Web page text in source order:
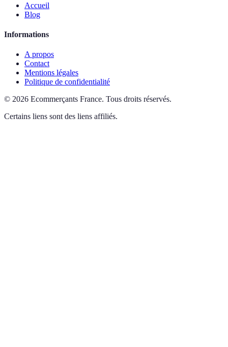
Accueil
Blog
Informations
A propos
Contact
Mentions légales
Politique de confidentialité
© 2026 Ecommerçants France. Tous droits réservés.
Certains liens sont des liens affiliés.